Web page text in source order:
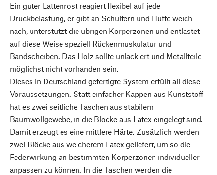
Ein guter Lattenrost reagiert flexibel auf jede
Druckbelastung, er gibt an Schultern und Hüfte weich
nach, unterstützt die übrigen Körperzonen und entlastet
auf diese Weise speziell Rückenmuskulatur und
Bandscheiben. Das Holz sollte unlackiert und Metallteile
möglichst nicht vorhanden sein.
Dieses in Deutschland gefertigte System erfüllt all diese
Voraussetzungen. Statt einfacher Kappen aus Kunststoff
hat es zwei seitliche Taschen aus stabilem
Baumwollgewebe, in die Blöcke aus Latex eingelegt sind.
Damit erzeugt es eine mittlere Härte. Zusätzlich werden
zwei Blöcke aus weicherem Latex geliefert, um so die
Federwirkung an bestimmten Körperzonen individueller
anpassen zu können. In die Taschen werden die